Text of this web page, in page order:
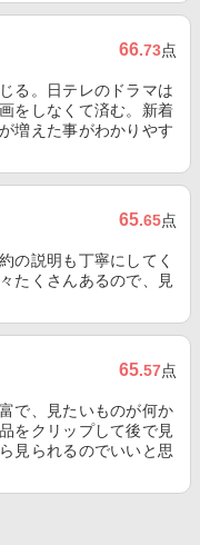
66.73点
る。日テレのドラマは
をしなくて済む。新着
増えた事がわかりやす
65.65点
の説明も丁寧にしてく
たくさんあるので、見
65.57点
で、見たいものが何か
をクリップして後で見
見られるのでいいと思